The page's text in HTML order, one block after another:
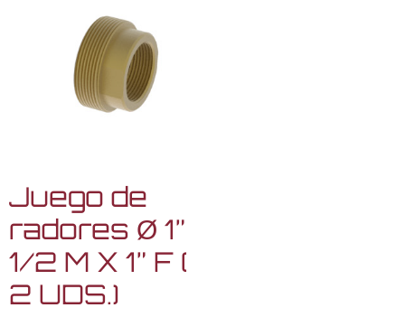
Juego de
radores Ø 1”
1/2 M X 1” F (
2 UDS.)